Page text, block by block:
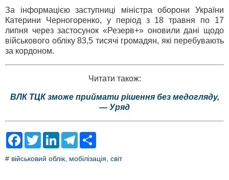
За інформацією заступниці міністра оборони України
Катерини Черногоренко, у період з 18 травня по 17
липня через застосунок «Резерв+» оновили дані щодо
військового обліку 83,5 тисячі громадян, які перебувають
за кордоном.
Читати також:
ВЛК ТЦК зможе приймати рішення без медогляду,
— Уряд
F
e
T
t
L
k
T
e
r
# військовий облік мобілізація світ